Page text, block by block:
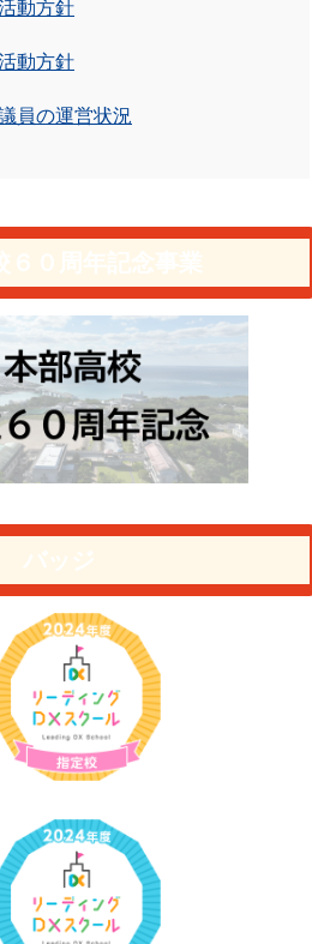
動方針
動方針
員の運営状況